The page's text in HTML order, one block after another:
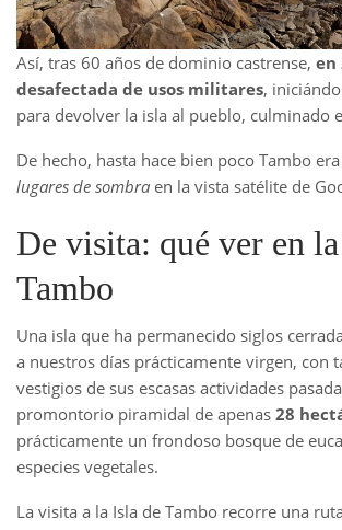
Así, tras 60 años de dominio castrense, en
desafectada de usos militares,
para devolver la isla al pueblo, culminado
De hecho, hasta hace bien poco Tambo
lugares de sombra en la vista satélite de
De visita: qué ver en
Tambo
Una isla que ha permanecido siglos
a nuestros días prácticamente virgen, con
vestigios de sus escasas actividades
promontorio piramidal de apenas 28
prácticamente un frondoso bosque de
especies vegetales.
La visita a la Isla de Tambo recorre una